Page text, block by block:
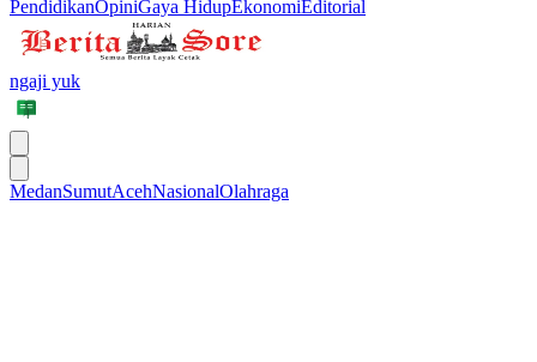
PendidikanOpiniGaya HidupEkonomiEditorial
ngaji yuk
MedanSumutAcehNasionalOlahraga